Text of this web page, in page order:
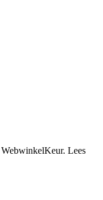
WebwinkelKeur. Lees